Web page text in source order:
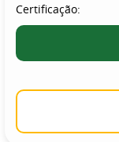
Certificação: